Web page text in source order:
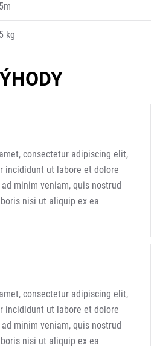
kg
consectetur adipiscing elit,
incididunt ut labore et dolore
minim veniam, quis nostrud
nisi ut aliquip ex ea
consectetur adipiscing elit,
incididunt ut labore et dolore
minim veniam, quis nostrud
nisi ut aliquip ex ea